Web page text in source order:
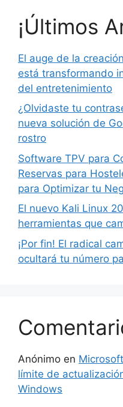
¡Últimos
El auge de la
está transformando
del entretenimiento
¿Olvidaste tu
nueva solución de
rostro
Software TPV para
Reservas para
para Optimizar tu
El nuevo Kali Linux
herramientas que
¡Por fin! El radical
ocultará tu número
Anónimo en
límite de
Windows